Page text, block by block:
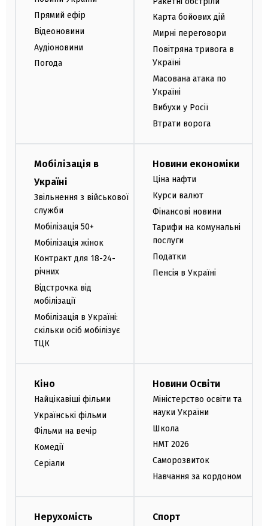
Прямий ефір
Відеоновини
Аудіоновини
Погода
Карта бойових дій
Мирні переговори
Повітряна тривога в
Україні
Масована атака по
Україні
Вибухи у Росії
Втрати ворога
Мобілізація в
Україні
Звільнення з військової
служби
Мобілізація 50+
Мобілізація жінок
Контракт для 18-24-
річних
Відстрочка від
мобілізації
Мобілізація в Україні:
скільки осіб мобілізує
ТЦК
Новини економіки
Ціна нафти
Курси валют
Фінансові новини
Тарифи на комунальні
послуги
Податки
Пенсія в Україні
Кіно
Найцікавіші фільми
Українські фільми
Фільми на вечір
Комедії
Серіали
Новини Освіти
Міністерство освіти та
науки України
Школа
НМТ 2026
Саморозвиток
Навчання за кордоном
Нерухомість Спорт